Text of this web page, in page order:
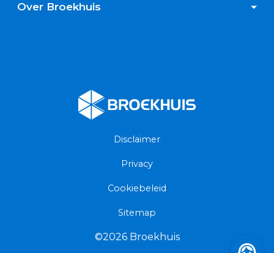
Over Broekhuis
Broekhuis
Disclaimer
Privacy
Cookiebeleid
Sitemap
©2026 Broekhuis